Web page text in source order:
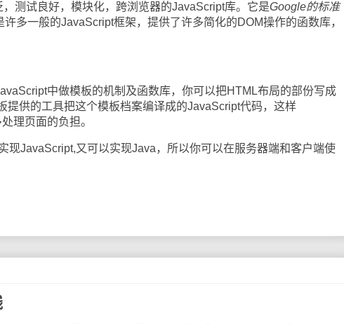
试良好，模块化，跨浏览器的JavaScript库。它是Google的标准
许多一般的JavaScript框架，提供了许多简化的DOM操作的函数库，
中做模板的机制及函数库，你可以把HTML布局的部份写成
提供的工具把这个模板档案编译成的JavaScript代码，这样
理页面的负担。
JavaScript,又可以实现Java，所以你可以在服务器端和客户端使